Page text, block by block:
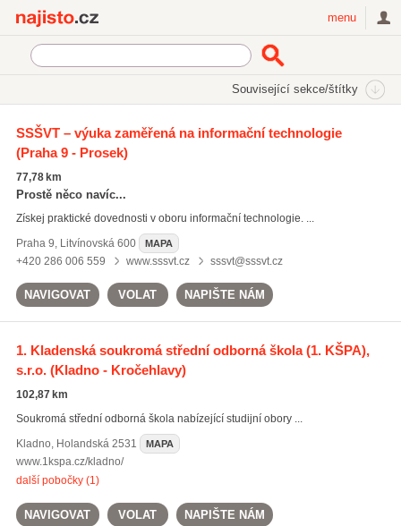
menu
Související sekce/štítky
Najisto.cz
SSŠVT – výuka zaměřená na informační technologie
(Praha 9 - Prosek)
77,78 km
Prostě něco navíc...
Získej praktické dovednosti v oboru informační technologie. ...
Praha 9, Litvínovská 600 MAPA
+420 286 006 559 www.sssvt.cz sssvt@sssvt.cz
NAVIGOVAT VOLAT NAPIŠTE NÁM
1. Kladenská soukromá střední odborná škola (1. KŠPA),
s.r.o.(Kladno - Kročehlavy)
102,87 km
Soukromá střední odborná škola nabízející studijní obory ...
Kladno, Holandská 2531 MAPA
www.1kspa.cz/kladno/
další pobočky (1)
NAVIGOVAT VOLAT NAPIŠTE NÁM